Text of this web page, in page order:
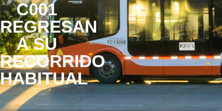
C001
REGRESAN
A SU
RECORRIDO
HABITUAL